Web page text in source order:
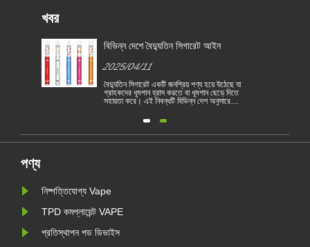
খবর
বিভিন্ন দেশে বৈদ্যুতিন সিগারেট আইন
2025/04/11
বৈদ্যুতিন সিগারেট একটি জনপ্রিয় পণ্য হয়ে উঠেছে যা
গ্রাহকদের ধূমপান হ্রাস করতে বা ধূমপান ছেড়ে দিতে
সহায়তা করে। এই নিবন্ধটি বিভিন্ন দেশ অনুসারে
তদ্ব্যতীত, কয়েকটি দেশ রয়েছে এবং অঞ্চলগুলি
পণ্য
নিষ্পত্তিযোগ্য Vape
TPD কমপ্লায়েন্ট VAPE
প্রতিস্থাপন পড ডিভাইস